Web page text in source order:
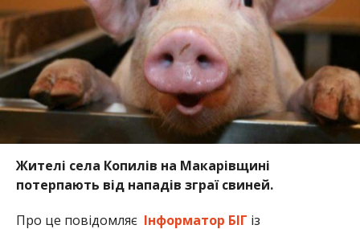
Жителі села Копилів на Макарівщині
потерпають від нападів зграї свиней.
Про це повідомляє Інформатор БІГ із